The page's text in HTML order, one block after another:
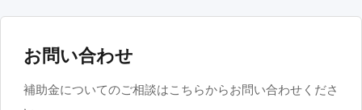
お問い合わせ
補助金についてのご相談はこちらからお問い合わせくださ